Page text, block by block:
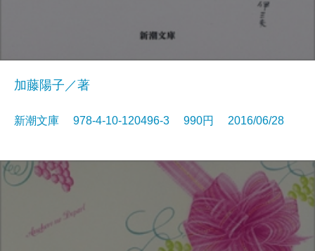
加藤陽子／著
新潮文庫 978-4-10-120496-3 990円 2016/06/28